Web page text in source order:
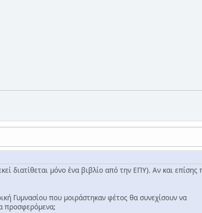
διατίθεται μόνο ένα βιβλίο από την ΕΠΥ). Αν και επίσης
Γυμνασίου που μοιράστηκαν φέτος θα συνεχίσουν να
προσφερόμενα;